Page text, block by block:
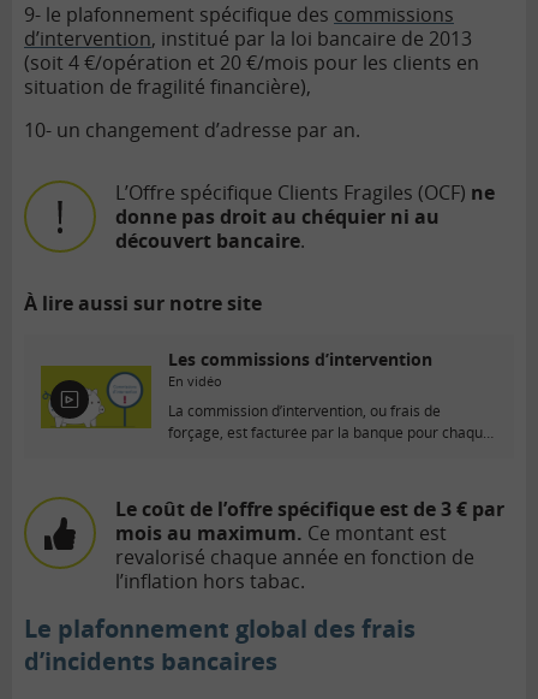
9- le plafonnement spécifique des commissions
d’intervention, institué par la loi bancaire de 2013
(soit 4 €/opération et 20 €/mois pour les clients en
situation de fragilité financière),
10- un changement d’adresse par an.
L’Offre spécifique Clients Fragiles (OCF) ne
donne pas droit au chéquier ni au
découvert bancaire.
À lire aussi sur notre site
E
n
d
o
Les commissions d’intervention
En vidéo
La commission d’intervention, ou frais de
forçage, est facturée par la banque pour chaque
Le coût de l’offre spécifique est de 3 € par
mois au maximum. Ce montant est
revalorisé chaque année en fonction de
l’inflation hors tabac.
Le plafonnement global des frais
d’incidents bancaires